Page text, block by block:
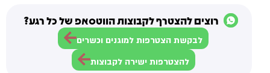
רוצים להצטרף לקבוצות הווטסאפ של כל רגע?
לבקשת הצטרפות למוגנים וכשרים
להצטרפות ישירה לקבוצות